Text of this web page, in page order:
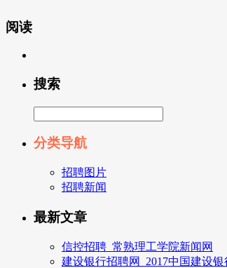
阅读
搜索
分类导航
招聘图片
招聘新闻
最新文章
信控招聘_常熟理工学院新闻网
建设银行招聘网_2017中国建设